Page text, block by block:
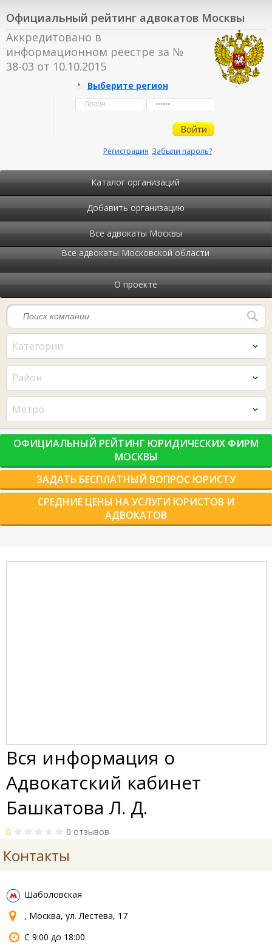
Официальный рейтинг адвокатов Москвы
Аккредитовано в
информационном реестре за №
38-03 от 10.10.2015
Выберите регион
Забыли пароль?
Регистрация
Каталог организаций
Добавить организацию
Все адвокаты Москвы
Все адвокаты Московской области
О проекте
Категории
Район
Метро
ОФИЦИАЛЬНЫЙ РЕЙТИНГ ЮРИДИЧЕСКИХ ФИРМ
МОСКВЫ
ЗАДАТЬ БЕСПЛАТНЫЙ ВОПРОС ЮРИСТУ
СРЕДНИЕ ЦЕНЫ НА УСЛУГИ ЮРИСТОВ И
АДВОКАТОВ
Вся информация о
Адвокатский кабинет
Башкатова Л. Д.
0 0 отзывов
Контакты
Шаболовская
, Москва, ул. Лестева, 17
С 9:00 до 18:00